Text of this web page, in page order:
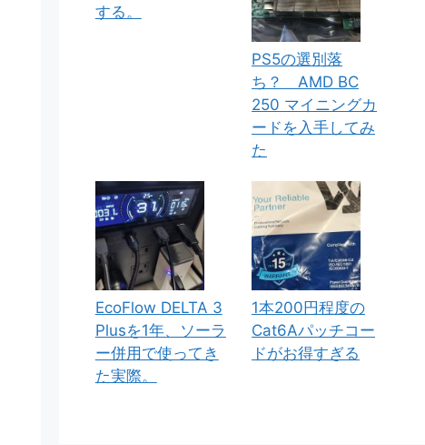
する。
PS5の選別落
ち？ AMD BC
250 マイニングカ
ードを入手してみ
た
EcoFlow DELTA 3
Plusを1年、ソーラ
ー併用で使ってき
た実際。
1本200円程度の
Cat6Aパッチコー
ドがお得すぎる